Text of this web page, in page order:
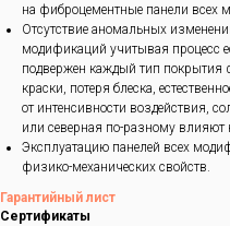
на фиброцементные панели всех
Отсутствие аномальных
модификаций учитывая процесс
подвержен каждый тип покрытия
краски, потеря блеска,
от интенсивности воздействия,
или северная по-разному влияют
Эксплуатацию панелей всех
физико-механических свойств.
Гарантийный лист
Сертификаты